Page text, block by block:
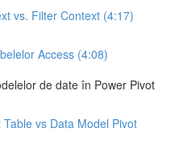
vs. Filter Context (4:17)
Access (4:08)
de date în Power Pivot
vs Data Model Pivot